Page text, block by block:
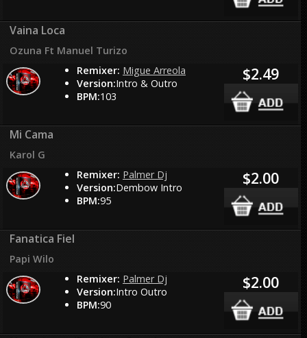
Vaina Loca
Ozuna Ft Manuel Turizo
Remixer: Migue Arreola
Version:Intro & Outro
BPM:103
$2.49
Mi Cama
Karol G
Remixer: Palmer Dj
Version:Dembow Intro
BPM:95
$2.00
Fanatica Fiel
Papi Wilo
Remixer: Palmer Dj
Version:Intro Outro
BPM:90
$2.00